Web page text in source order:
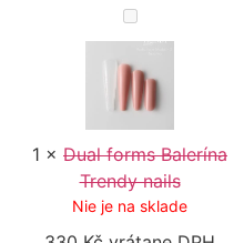
Dual
forms
Balerína
Trendy
nails
1 × Dual forms Balerína
Trendy nails
Nie je na sklade